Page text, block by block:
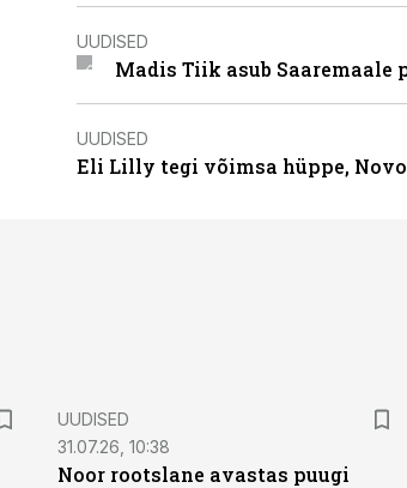
UUDISED
Madis Tiik asub Saaremaale
UUDISED
Eli Lilly tegi võimsa hüppe,
UUDISED
31.07.26, 10:38
Noor rootslane avastas puugi